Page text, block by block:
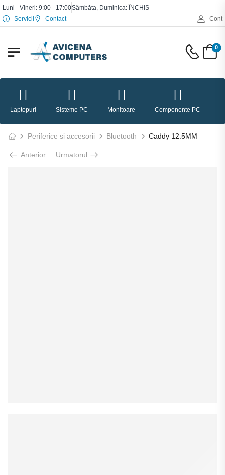
Luni - Vineri: 9:00 - 17:00Sâmbăta, Duminica: ÎNCHIS
Servicii
Contact Cont
0
Laptopuri Sisteme PC Monitoare Componente PC
Periferice si accesorii Bluetooth Caddy 12.5MM
Anterior Urmatorul